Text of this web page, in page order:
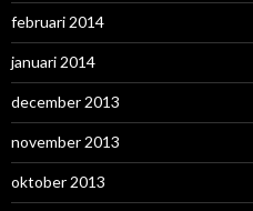
februari 2014
januari 2014
december 2013
november 2013
oktober 2013